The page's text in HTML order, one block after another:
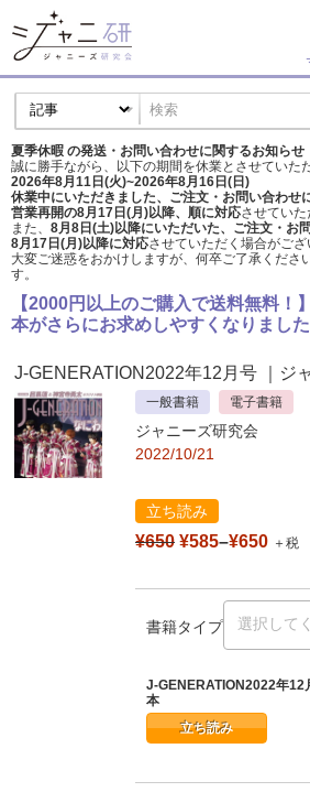
夏季休暇 の発送・お問い合わせに関するお知らせ
誠に勝手ながら、以下の期間を休業とさせていた
2026年8月11日(火)~2026年8月16日(日)
休業中にいただきました、ご注文・お問い合わせ
営業再開の8月17日(月)以降、順に対応させていた
また、 8月8日(土)以降にいただいた、ご注文・ お
8月17日(月)以降に対応させていただく場合がござ
大変ご迷惑をおかけしますが、 何卒ご了承くださ
す。
【2000円以上のご購入で送料無料！
本がさらにお求めしやすくなりました
J-GENERATION2022年12月号 ｜ジ
一般書籍 電子書籍
ジャニーズ研究会
2022/10/21
立ち読み
¥650 ¥585–¥650 ＋税
書籍タイプ
J-GENERATION2022年12
本
立ち読み